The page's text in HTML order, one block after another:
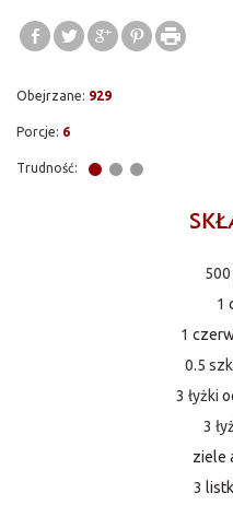
Obejrzane: 929
Porcje: 6
Trudność:
500
1
1
0.5
3 łyżki
3
ziele
3